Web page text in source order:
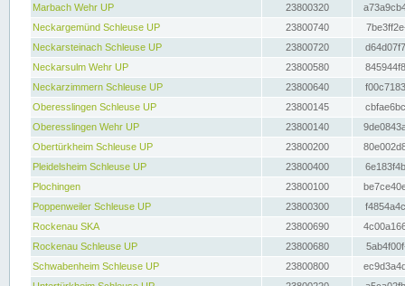
Marbach Wehr UP
23800320
Neckargemünd Schleuse UP
23800740
Neckarsteinach Schleuse UP
23800720
Neckarsulm Wehr UP
23800580
Neckarzimmern Schleuse UP
23800640
Oberesslingen Schleuse UP
23800145
Oberesslingen Wehr UP
23800140
Obertürkheim Schleuse UP
23800200
Pleidelsheim Schleuse UP
23800400
Plochingen
23800100
Poppenweiler Schleuse UP
23800300
Rockenau SKA
23800690
Rockenau Schleuse UP
23800680
Schwabenheim Schleuse UP
23800800